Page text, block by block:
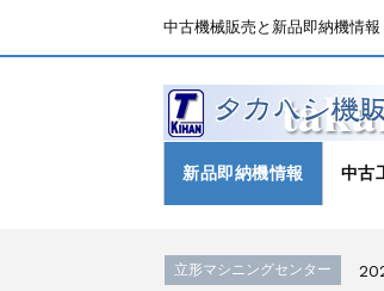
中古機械販売と新品即納機情報
新品即納機情報 中古
立形マシニングセンター
立形マシニングセンター